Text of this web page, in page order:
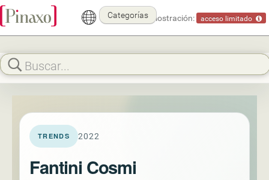
Modo demostración: acceso limitado
Categorías
TRENDS 2022
Fantini Cosmi